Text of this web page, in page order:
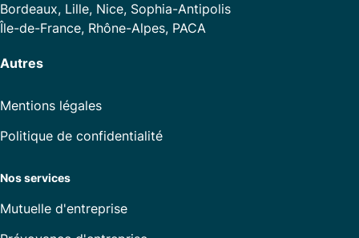
Bordeaux, Lille, Nice, Sophia-Antipolis
Île-de-France, Rhône-Alpes, PACA
Autres
Mentions légales
Politique de confidentialité
Nos services
Mutuelle d'entreprise